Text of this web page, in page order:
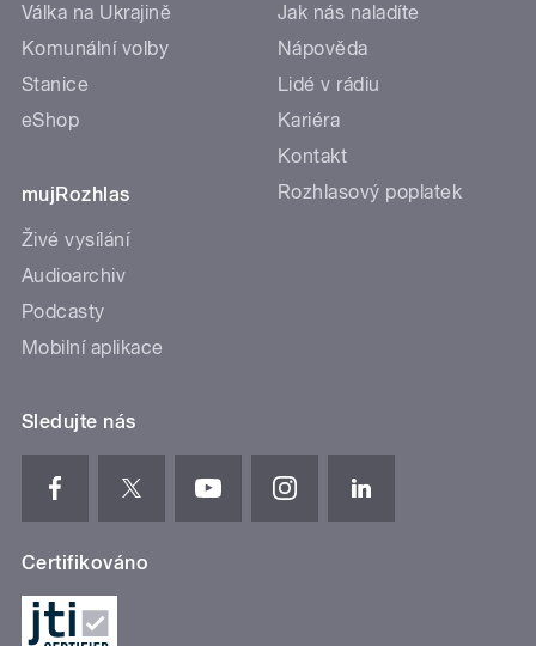
Válka na Ukrajině
Komunální volby
Stanice
eShop
mujRozhlas
Živé vysílání
Audioarchiv
Podcasty
Mobilní aplikace
Jak nás naladíte
Nápověda
Lidé v rádiu
Kariéra
Kontakt
Rozhlasový poplatek
Sledujte nás
Certifikováno